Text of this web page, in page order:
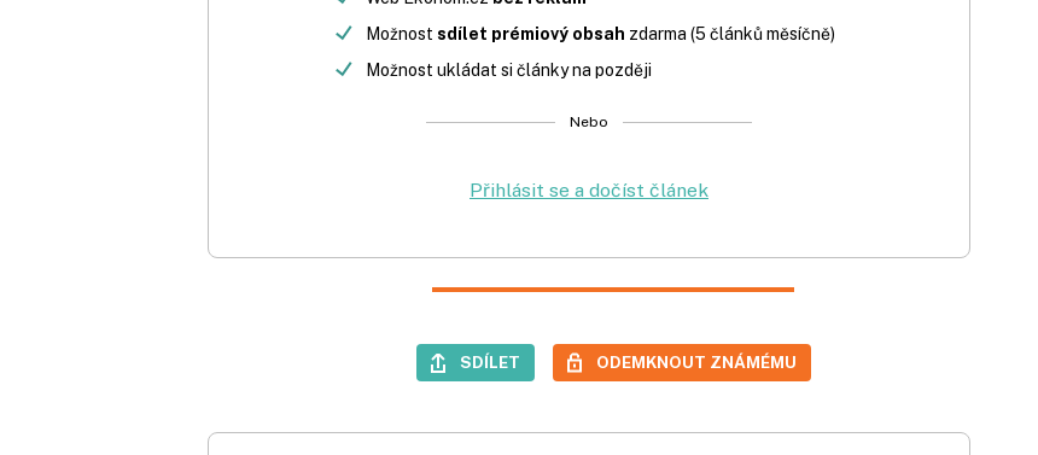
Možnost sdílet prémiový obsah zdarma (5 článků měsíčně)
Možnost ukládat si články na později
Nebo
Přihlásit se a dočíst článek
SDÍLET ODEMKNOUT ZNÁMÉMU